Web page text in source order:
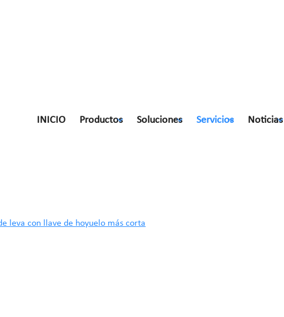
INICIO Productos Soluciones Servicios Noticias
leva con llave de hoyuelo más corta